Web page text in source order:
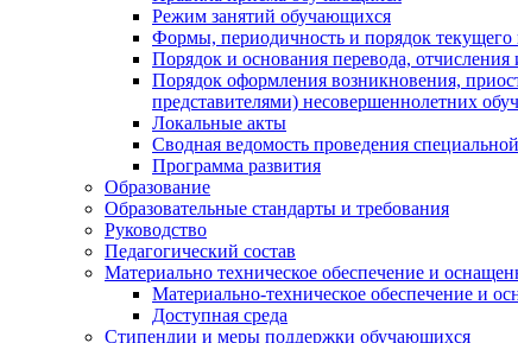
Режим занятий обучающихся
Формы, периодичность и порядок текущего
Порядок и основания перевода,
Порядок оформления возникновения,
представителями) несовершеннолетних
Локальные акты
Сводная ведомость проведения
Программа развития
Образование
Образовательные стандарты и требования
Руководство
Педагогический состав
Материально техническое обеспечение и
Материально-техническое обеспечение и
Доступная среда
Стипендии и меры поддержки обучающихся